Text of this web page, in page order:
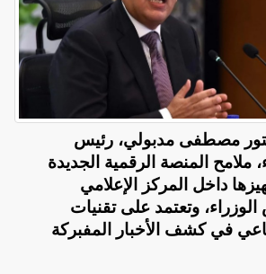
مصطفى مدبولي، رئيس
ملامح المنصة الرقمية الجديدة
داخل المركز الإعلامي
وتعتمد على تقنيات
في كشف الأخبار المفبركة